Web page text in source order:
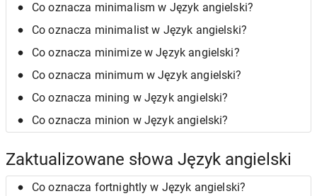
Co oznacza minimalism w Język angielski?
Co oznacza minimalist w Język angielski?
Co oznacza minimize w Język angielski?
Co oznacza minimum w Język angielski?
Co oznacza mining w Język angielski?
Co oznacza minion w Język angielski?
Zaktualizowane słowa Język angielski
Co oznacza fortnightly w Język angielski?